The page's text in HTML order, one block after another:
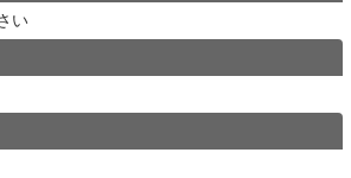
い